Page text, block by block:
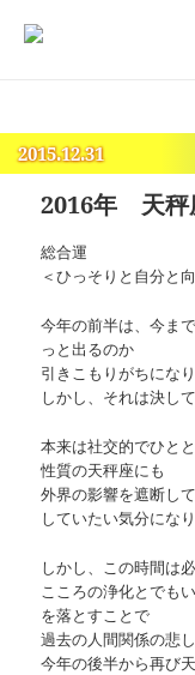
2015.12.31
2016年 天
総合運
＜ひっそりと自分と
今年の前半は、今ま
っと出るのか
引きこもりがちにな
しかし、それは決し
本来は社交的でひと
性質の天秤座にも
外界の影響を遮断し
していたい気分になり
しかし、この時間は
こころの浄化とでも
を落とすことで
過去の人間関係の悲
今年の後半から再び